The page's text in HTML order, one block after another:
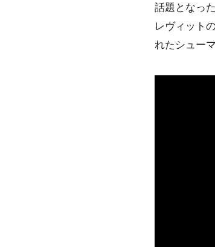
話題となっ
レヴィット
れたシュー